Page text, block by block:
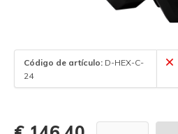
Código de artículo: D-HEX-C-
24